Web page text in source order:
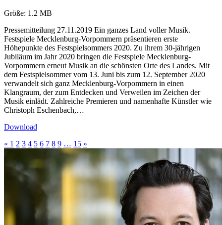
Größe: 1.2 MB
Pressemitteilung 27.11.2019 Ein ganzes Land voller Musik.
Festspiele Mecklenburg-Vorpommern präsentieren erste
Höhepunkte des Festspielsommers 2020. Zu ihrem 30-jährigen
Jubiläum im Jahr 2020 bringen die Festspiele Mecklenburg-
Vorpommern erneut Musik an die schönsten Orte des Landes. Mit
dem Festspielsommer vom 13. Juni bis zum 12. September 2020
verwandelt sich ganz Mecklenburg-Vorpommern in einen
Klangraum, der zum Entdecken und Verweilen im Zeichen der
Musik einlädt. Zahlreiche Premieren und namenhafte Künstler wie
Christoph Eschenbach,…
Download
« 1 2 3 4 5 6 7 8 9 … 15 »